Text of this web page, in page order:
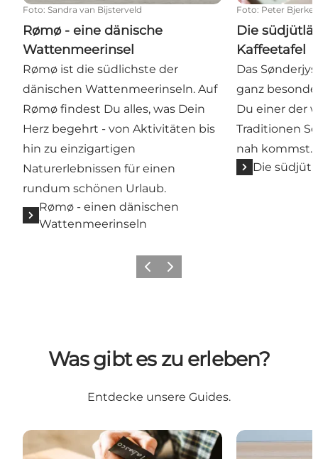
Foto: Sandra van Bijsterveld
Rømø - eine dänische
Wattenmeerinsel
Rømø ist die südlichste der
dänischen Wattenmeerinseln. Auf
Rømø findest Du alles, was Dein
Herz begehrt - von Aktivitäten bis
hin zu einzigartigen
Naturerlebnissen für einen
rundum schönen Urlaub.
Rømø - einen dänischen
Wattenmeerinseln
Foto: Peter Bjerke
Die
Kaffeetafel
Das
ganz
Du einer der
Traditionen
nah kommst.
Die
ZurückWeiter
Was gibt es zu erleben?
Entdecke unsere Guides.
Kulinarische Erlebnisse in Sønderjylland